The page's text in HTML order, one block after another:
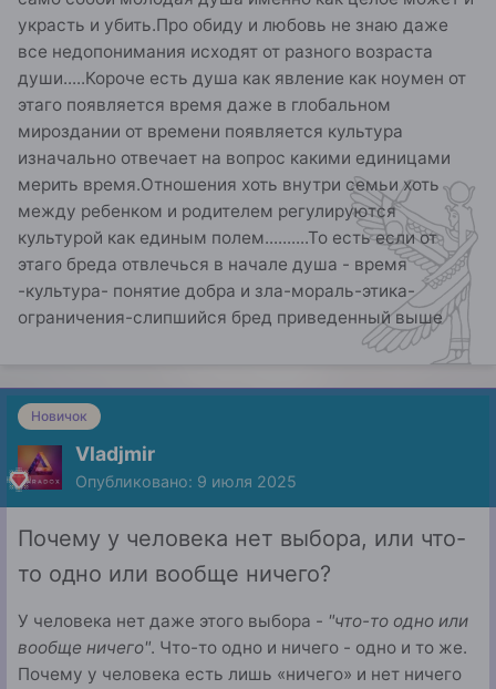
украсть и убить.Про обиду и любовь не знаю даже
все недопонимания исходят от разного возраста
души.....Короче есть душа как явление как ноумен от
этаго появляется время даже в глобальном
мироздании от времени появляется культура
изначально отвечает на вопрос какими единицами
мерить время.Отношения хоть внутри семьи хоть
между ребенком и родителем регулируются
культурой как единым полем..........То есть если от
этаго бреда отвлечься в начале душа - время
-культура- понятие добра и зла-мораль-этика-
ограничения-слипшийся бред приведенный выше
Новичок
Vladjmir
Опубликовано: 9 июля 2025
Почему у человека нет выбора, или что-
то одно или вообще ничего?
У человека нет даже этого выбора - "что-то одно или
вообще ничего". Что-то одно и ничего - одно и то же.
Почему у человека есть лишь «ничего» и нет ничего